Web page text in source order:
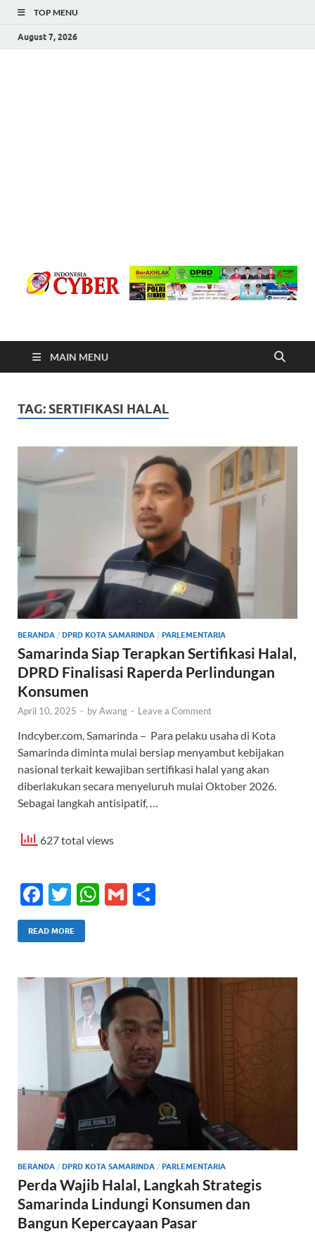
TOP MENU
August 7, 2026
Indonesia Cyber
MAIN MENU
TAG: SERTIFIKASI HALAL
BERANDA / DPRD KOTA SAMARINDA / PARLEMENTARIA
Samarinda Siap Terapkan Sertifikasi Halal,
DPRD Finalisasi Raperda Perlindungan
Konsumen
April 10, 2025 - byAwang - Leave a Comment
Indcyber.com, Samarinda – Para pelaku usaha di Kota
Samarinda diminta mulai bersiap menyambut kebijakan
nasional terkait kewajiban sertifikasi halal yang akan
diberlakukan secara menyeluruh mulai Oktober 2026.
Sebagai langkah antisipatif, …
627 total views
F
ac
e
o
o
k
T
w
itt
W
A
p
p
G
READ MORE
BERANDA / DPRD KOTA SAMARINDA / PARLEMENTARIA
Perda Wajib Halal, Langkah Strategis
Samarinda Lindungi Konsumen dan
Bangun Kepercayaan Pasar